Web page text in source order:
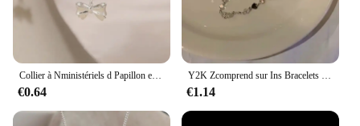
€0.64 €1.14